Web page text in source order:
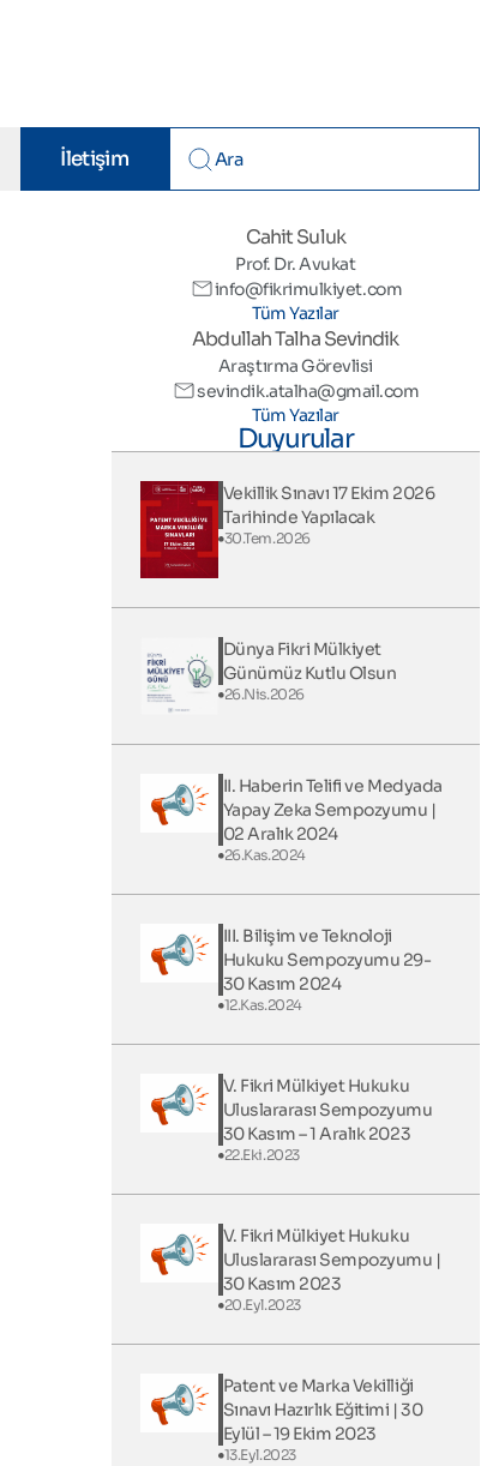
İletişim
Cahit Suluk
Prof. Dr. Avukat
info@fikrimulkiyet.com
Tüm Yazılar
Abdullah Talha Sevindik
Araştırma Görevlisi
sevindik.atalha@gmail.com
Tüm Yazılar
Duyurular
Vekillik Sınavı 17 Ekim 2026
Tarihinde Yapılacak
30.Tem.2026
Dünya Fikri Mülkiyet
Günümüz Kutlu Olsun
26.Nis.2026
II. Haberin Telifi ve Medyada
Yapay Zeka Sempozyumu |
02 Aralık 2024
26.Kas.2024
III. Bilişim ve Teknoloji
Hukuku Sempozyumu 29-
30 Kasım 2024
12.Kas.2024
V. Fikri Mülkiyet Hukuku
Uluslararası Sempozyumu
30 Kasım – 1 Aralık 2023
22.Eki.2023
V. Fikri Mülkiyet Hukuku
Uluslararası Sempozyumu |
30 Kasım 2023
20.Eyl.2023
Patent ve Marka Vekilliği
Sınavı Hazırlık Eğitimi | 30
Eylül – 19 Ekim 2023
13.Eyl.2023